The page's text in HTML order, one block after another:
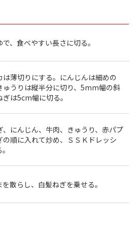
、食べやすい長さに切る。
薄切りにする。にんじんは細めの
ゅうりは縦半分に切り、5mm幅の斜
は5cm幅に切る。
、にんじん、牛肉、きゅうり、赤パプ
の順に入れて炒め、ＳＳＫドレッシ
散らし、白髪ねぎを乗せる。